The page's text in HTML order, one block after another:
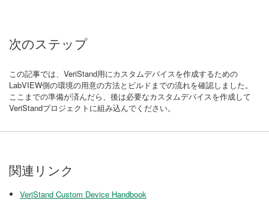
次のステップ
この記事では、VeriStand用にカスタムデバイスを作成するための
LabVIEW側の環境の用意の方法とビルドまでの流れを確認しました。
ここまでの準備が済んだら、後は必要なカスタムデバイスを作成して
VeriStandプロジェクトに組み込んでください。
関連リンク
VeriStand Custom Device Handbook